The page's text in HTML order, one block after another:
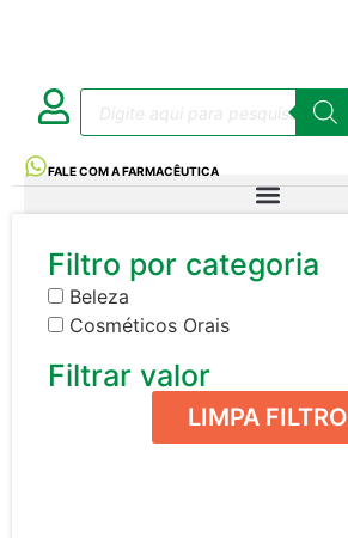
FALE COM A FARMACÊUTICA
Filtro por categoria
Beleza
Cosméticos Orais
Filtrar valor
LIMPA FILTRO